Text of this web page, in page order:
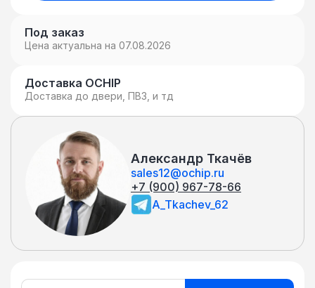
Под заказ
Цена актуальна на 07.08.2026
Доставка OCHIP
Доставка до двери, ПВЗ, и тд
Александр Ткачёв
sales12@ochip.ru
+7 (900) 967-78-66
A_Tkachev_62